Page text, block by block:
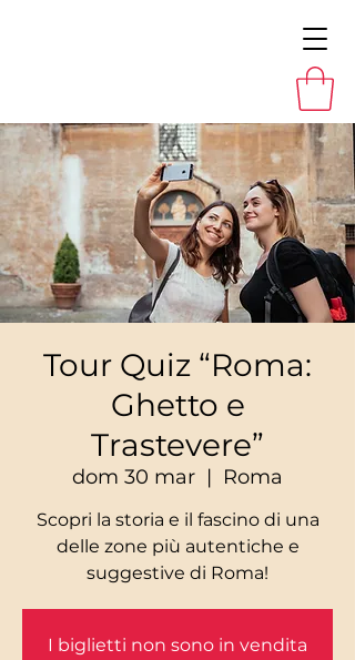
Tour Quiz “Roma:
Ghetto e
Trastevere”
dom 30 mar
  |
Roma
Scopri la storia e il fascino di una
delle zone più autentiche e
I biglietti non sono in vendita